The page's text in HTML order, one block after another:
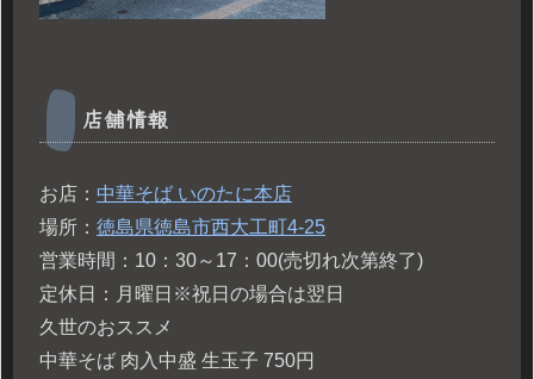
店舗情報
お店： 中華そば いのたに本店
場所： 徳島県徳島市西大工町 4-25
営業時間：10：30～17：00(売切れ次第終了)
定休日：月曜日※祝日の場合は翌日
久世のおススメ
中華そば 肉入中盛 生玉子 750円